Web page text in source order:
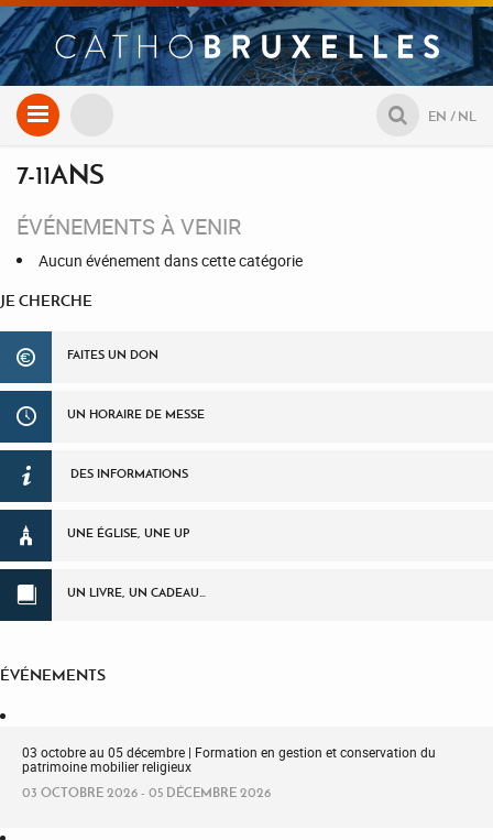
Aller
au
NL
EN
7-11ANS
ÉVÉNEMENTS À VENIR
Aucun événement dans cette catégorie
JE CHERCHE
FAITES UN DON
UN HORAIRE DE MESSE
DES INFORMATIONS
UNE ÉGLISE, UNE UP
UN LIVRE, UN CADEAU…
ÉVÉNEMENTS
03 octobre au 05 décembre | Formation en gestion et conservation du
patrimoine mobilier religieux
03 OCTOBRE 2026 - 05 DÉCEMBRE 2026